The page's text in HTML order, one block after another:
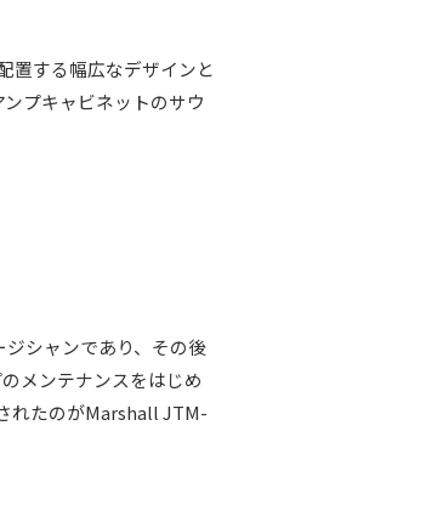
置する幅広なデザインと
プキャビネットのサウ
シャンであり、その後
メンテナンスをはじめ
れたのがMarshall JTM-